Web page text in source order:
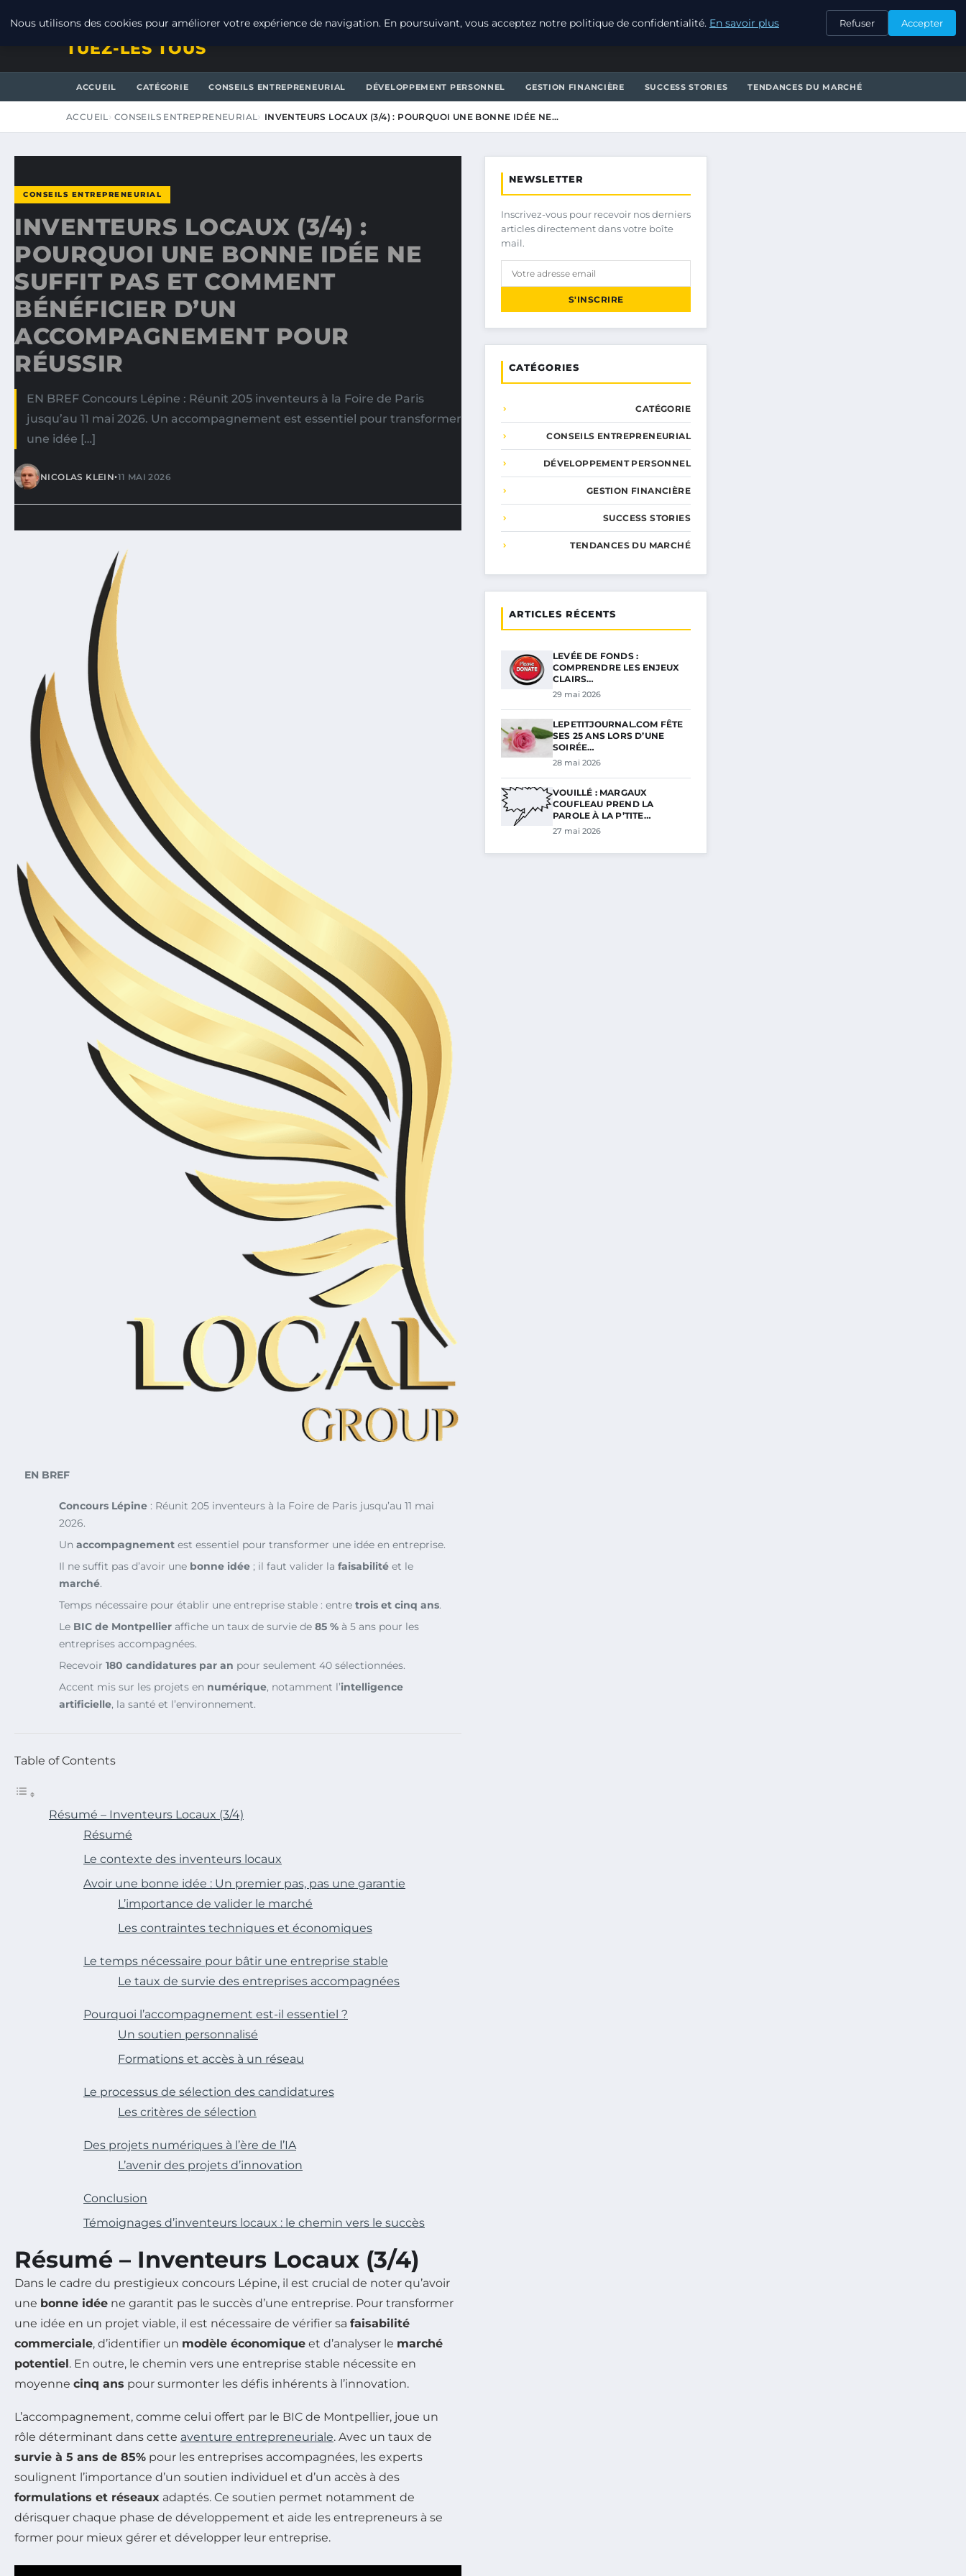
CONTACT
TUEZ-LES TOUS
ACCUEIL CATÉGORIE CONSEILS ENTREPRENEURIAL DÉVELOPPEMENT PERSONNEL GESTION FINANCIÈRE SUCCESS STORIES TENDANCES DU MARCHÉ
ACCUEIL CONSEILS ENTREPRENEURIAL INVENTEURS LOCAUX (3/4) : POURQUOI UNE BONNE IDÉE NE…
CONSEILS ENTREPRENEURIAL
INVENTEURS LOCAUX (3/4) :
POURQUOI UNE BONNE IDÉE NE
SUFFIT PAS ET COMMENT
BÉNÉFICIER D’UN
ACCOMPAGNEMENT POUR
RÉUSSIR
EN BREF Concours Lépine : Réunit 205 inventeurs à la Foire de Paris
jusqu’au 11 mai 2026. Un accompagnement est essentiel pour transformer
une idée […]
NICOLAS KLEIN•11 MAI 2026
EN BREF
Concours Lépine : Réunit 205 inventeurs à la Foire de Paris jusqu’au 11 mai
2026.
Un accompagnement est essentiel pour transformer une idée en entreprise.
Il ne suffit pas d’avoir une bonne idée ; il faut valider la faisabilité et le
marché.
Temps nécessaire pour établir une entreprise stable : entre trois et cinq ans.
Le BIC de Montpellier affiche un taux de survie de 85 % à 5 ans pour les
entreprises accompagnées.
Recevoir 180 candidatures par an pour seulement 40 sélectionnées.
Accent mis sur les projets en numérique, notamment l’intelligence
artificielle, la santé et l’environnement.
Table of Contents
Résumé – Inventeurs Locaux (3/4)
Résumé
Le contexte des inventeurs locaux
Avoir une bonne idée : Un premier pas, pas une garantie
L’importance de valider le marché
Les contraintes techniques et économiques
Le temps nécessaire pour bâtir une entreprise stable
Le taux de survie des entreprises accompagnées
Pourquoi l’accompagnement est-il essentiel ?
Un soutien personnalisé
Formations et accès à un réseau
Le processus de sélection des candidatures
Les critères de sélection
Des projets numériques à l’ère de l’IA
L’avenir des projets d’innovation
Conclusion
Témoignages d’inventeurs locaux : le chemin vers le succès
Résumé – Inventeurs Locaux (3/4)
Dans le cadre du prestigieux concours Lépine, il est crucial de noter qu’avoir
une bonne idée ne garantit pas le succès d’une entreprise. Pour transformer
une idée en un projet viable, il est nécessaire de vérifier sa faisabilité
commerciale, d’identifier un modèle économique et d’analyser le marché
potentiel. En outre, le chemin vers une entreprise stable nécessite en
moyenne cinq ans pour surmonter les défis inhérents à l’innovation.
L’accompagnement, comme celui offert par le BIC de Montpellier, joue un
rôle déterminant dans cette aventure entrepreneuriale. Avec un taux de
survie à 5 ans de 85% pour les entreprises accompagnées, les experts
soulignent l’importance d’un soutien individuel et d’un accès à des
formulations et réseaux adaptés. Ce soutien permet notamment de
dérisquer chaque phase de développement et aide les entrepreneurs à se
former pour mieux gérer et développer leur entreprise.
NEWSLETTER
Inscrivez-vous pour recevoir nos derniers
articles directement dans votre boîte
mail.
S'INSCRIRE
CATÉGORIES
CATÉGORIE
CONSEILS ENTREPRENEURIAL
DÉVELOPPEMENT PERSONNEL
GESTION FINANCIÈRE
SUCCESS STORIES
TENDANCES DU MARCHÉ
ARTICLES RÉCENTS
LEVÉE DE FONDS :
COMPRENDRE LES ENJEUX
CLAIRS…
29 mai 2026
LEPETITJOURNAL.COM FÊTE
SES 25 ANS LORS D’UNE
SOIRÉE…
28 mai 2026
VOUILLÉ : MARGAUX
COUFLEAU PREND LA
PAROLE À LA P’TITE…
27 mai 2026
Nous utilisons des cookies pour améliorer votre expérience de navigation. En poursuivant, vous acceptez notre politique de confidentialité. En savoir plus Refuser Accepter